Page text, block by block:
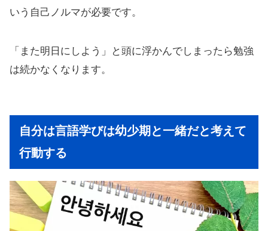
いう自己ノルマが必要です。
「また明日にしよう」と頭に浮かんでしまったら勉強
は続かなくなります。
自分は言語学びは幼少期と一緒だと考えて
行動する